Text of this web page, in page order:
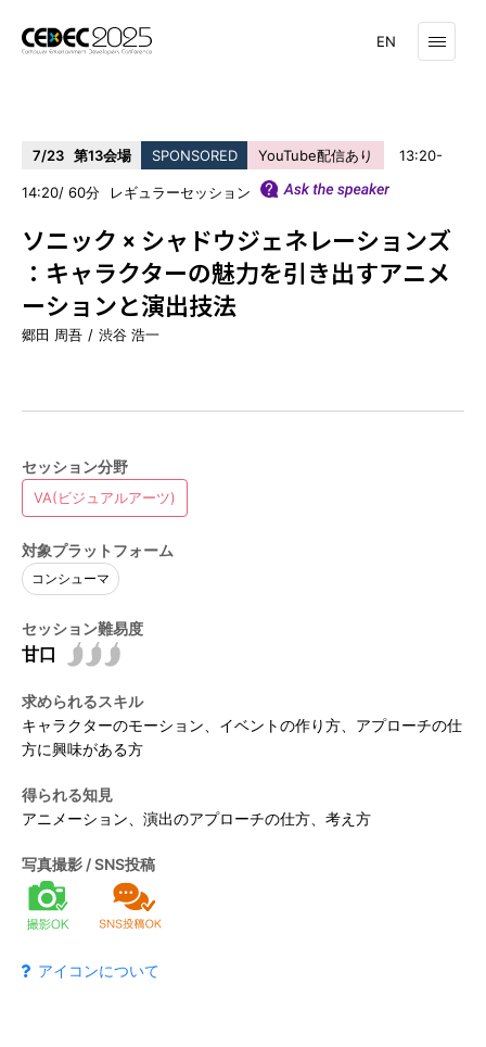
EN
開催概要
開催概要
アクセス
運営委員会
運営委員会 アラムナイ
過去のCEDEC一覧 / 2024年実績報告
2024年実績報告
CEDECガイド
CEDECについて
受講パス購入ガイド
受講ガイド
イベント
PERACON
部門別 優秀賞
最優秀賞・特別賞
Developers’ Night
Welcome Reception
タイムテーブル / セッション一覧
タイムテーブル / セッション一覧
セッション分野定義
セッション形式定義
無料ライブ配信セッション
フロアマップ
フロアマップ
スポンサー展示
受講登録
受講登録はこちら
7/23 第13会場 SPONSORED YouTube配信あり 13:20-
14:20 60 レギュラーセッション
ソニック × シャドウジェネレーションズ
：キャラクターの魅力を引き出すアニメ
ーションと演出技法
郷田 周吾 渋谷 浩一
セッション分野
VA(ビジュアルアーツ)
対象プラットフォーム
コンシューマ
セッション難易度
求められるスキル
キャラクターのモーション、イベントの作り方、アプローチの仕
方に興味がある方
得られる知見
アニメーション、演出のアプローチの仕方、考え方
写真撮影 / SNS投稿
アイコンについて